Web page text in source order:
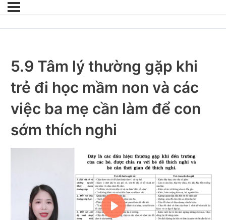
5.9 Tâm lý thường gặp khi
trẻ đi học mầm non và các
việc ba mẹ cần làm để con
sớm thích nghi